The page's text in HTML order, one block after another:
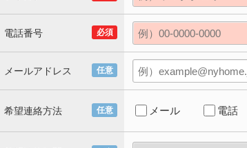
必須
電話番号
任意
メールアドレス
任意
希望連絡方法 メール 電話